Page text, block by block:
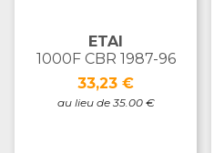
ETAI
1000F CBR 1987-96
Prix
33,23 €
au lieu de 35.00 €